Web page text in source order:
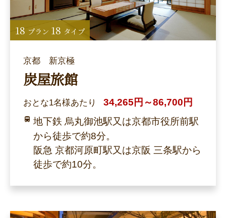
京都 新京極
炭屋旅館
おとな1名様あたり
34,265円～86,700円
地下鉄 烏丸御池駅又は京都市役所前駅
から徒歩で約8分。
阪急 京都河原町駅又は京阪 三条駅から
徒歩で約10分。
18 プラン 18 タイプ